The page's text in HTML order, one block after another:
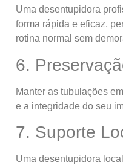
Uma desentupidora
forma rápida e eficaz,
rotina normal sem
6.
Manter as tubulações
e a integridade do seu
7. Suporte
Uma desentupidora